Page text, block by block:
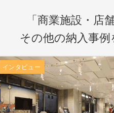
「商業施設・店
その他の納入事例
インタビュー